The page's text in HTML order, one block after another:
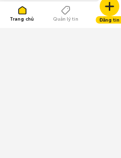
Trang chủ Quản lý tin Đăng tin